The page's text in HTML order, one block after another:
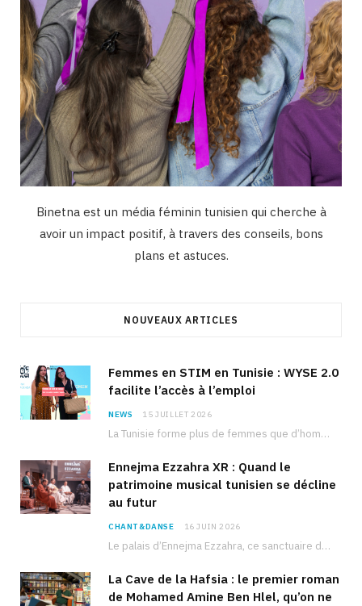
Binetna est un média féminin tunisien qui cherche à
avoir un impact positif, à travers des conseils, bons
plans et astuces.
NOUVEAUX ARTICLES
Femmes en STIM en Tunisie : WYSE 2.0
facilite l’accès à l’emploi
NEWS 15 JUILLET 2026
La Tunisie forme plus de femmes que d’hommes dans les filières scientifiques. Pourtant, pour beaucoup…
Ennejma Ezzahra XR : Quand le
patrimoine musical tunisien se décline
au futur
CHANT&DANSE 16 JUIN 2026
Le palais d’Ennejma Ezzahra, ce sanctuaire de la musique tunisienne et méditerranéenne construit par le…
La Cave de la Hafsia : le premier roman
de Mohamed Amine Ben Hlel, qu’on ne